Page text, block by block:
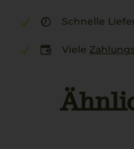
Schnelle
Viele